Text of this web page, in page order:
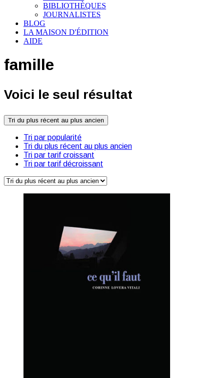
BIBLIOTHÈQUES
JOURNALISTES
BLOG
LA MAISON D'ÉDITION
AIDE
famille
Voici le seul résultat
Tri du plus récent au plus ancien
Tri par popularité
Tri du plus récent au plus ancien
Tri par tarif croissant
Tri par tarif décroissant